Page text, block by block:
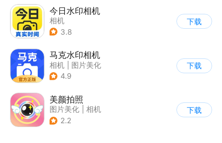
今日水印相机
相机
3.8
下载
马克水印相机
相机
图片美化
4.9
下载
美颜拍照
图片美化
相机
2.2
下载